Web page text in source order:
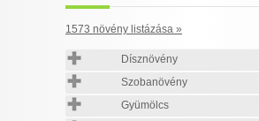
1573 növény listázása »
Dísznövény
Szobanövény
Gyümölcs